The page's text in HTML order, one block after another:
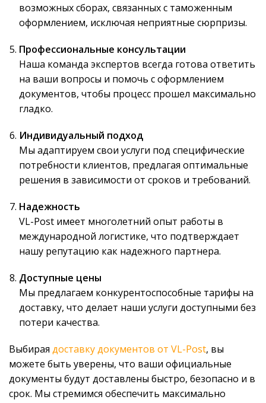
возможных сборах, связанных с таможенным
оформлением, исключая неприятные сюрпризы.
Профессиональные консультации
Наша команда экспертов всегда готова ответить
на ваши вопросы и помочь с оформлением
документов, чтобы процесс прошел максимально
гладко.
Индивидуальный подход
Мы адаптируем свои услуги под специфические
потребности клиентов, предлагая оптимальные
решения в зависимости от сроков и требований.
Надежность
VL-Post имеет многолетний опыт работы в
международной логистике, что подтверждает
нашу репутацию как надежного партнера.
Доступные цены
Мы предлагаем конкурентоспособные тарифы на
доставку, что делает наши услуги доступными без
потери качества.
Выбирая доставку документов от VL-Post, вы
можете быть уверены, что ваши официальные
документы будут доставлены быстро, безопасно и в
срок. Мы стремимся обеспечить максимально